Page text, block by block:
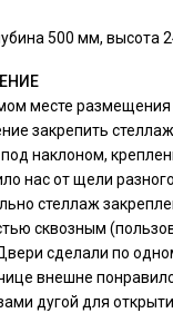
500 мм, высота
месте
закрепить
наклоном,
нас от щели
стеллаж
сквозным
сделали по
внешне
дугой для